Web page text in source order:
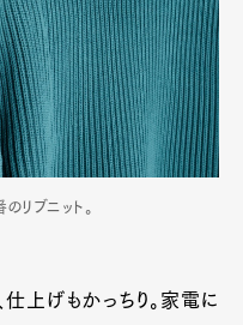
リブニット。
上げもかっちり。家電に